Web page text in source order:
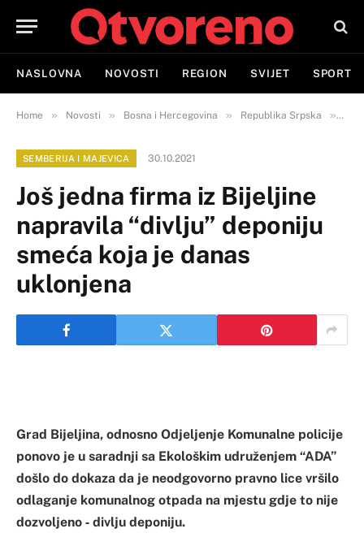
NASLOVNA NOVOSTI REGION SVIJET SPORT
Home » Novosti » Bosna i Hercegovina » Republika Srpska »
SEMBERIJA I MAJEVICA 30.10.2021
Još jedna firma iz Bijeljine
napravila “divlju” deponiju
smeća koja je danas
uklonjena
Grad Bijeljina, odnosno Odjeljenje Komunalne policije
ponovo je u saradnji sa Ekološkim udruženjem “ADA”
došlo do dokaza da je neodgovorno pravno lice vršilo
odlaganje komunalnog otpada na mjestu gdje to nije
dozvoljeno ‐ divlju deponiju.